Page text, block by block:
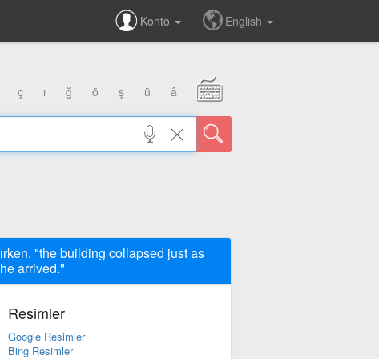
Konto English
ç ı ğ ö ş ü â
ırken. "the building collapsed just as
he arrived."
Resimler
Google Resimler
Bing Resimler